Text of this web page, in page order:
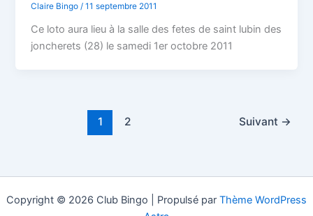
Claire Bingo/11 septembre 2011
Ce loto aura lieu à la salle des fetes de saint lubin des
joncherets (28) le samedi 1er octobre 2011
1 2 Suivant →
Copyright © 2026 Club Bingo | Propulsé par Thème WordPress